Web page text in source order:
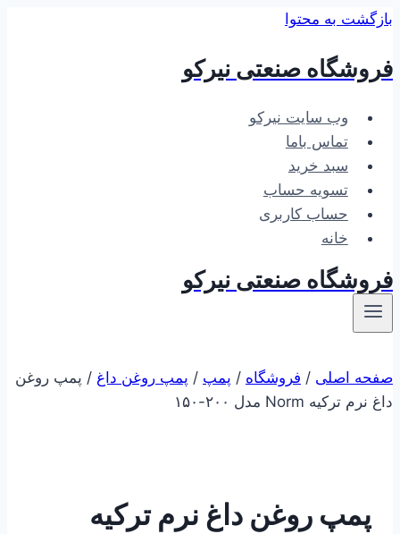
بازگشت به محتوا
فروشگاه صنعتی نیرکو
وب سایت نیرکو
تماس باما
سبد خرید
تسویه حساب
حساب کاربری
خانه
فروشگاه صنعتی نیرکو
صفحه اصلی / فروشگاه / پمپ / پمپ روغن داغ / پمپ روغن
داغ نرم ترکیه Norm مدل ۲۰۰-۱۵۰
پمپ روغن داغ نرم ترکیه